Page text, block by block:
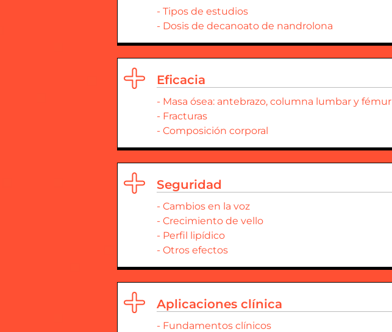
- Tipos de estudios
- Dosis de decanoato de nandrolona
Eficacia
- Masa ósea: antebrazo, columna lumbar y fémur
- Fracturas
- Composición corporal
Seguridad
- Cambios en la voz
- Crecimiento de vello
- Perfil lipídico
- Otros efectos
Aplicaciones clínica
- Fundamentos clínicos